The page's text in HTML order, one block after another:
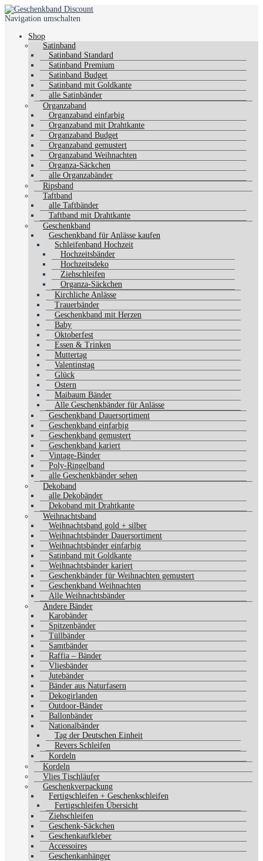
Navigation umschalten
Shop
Satinband
Satinband Standard
Satinband Premium
Satinband Budget
Satinband mit Goldkante
alle Satinbänder
Organzaband
Organzaband einfarbig
Organzaband mit Drahtkante
Organzaband Budget
Organzaband gemustert
Organzaband Weihnachten
Organza-Säckchen
alle Organzabänder
Ripsband
Taftband
alle Taftbänder
Taftband mit Drahtkante
Geschenkband
Geschenkband für Anlässe kaufen
Schleifenband Hochzeit
Hochzeitsbänder
Hochzeitsdeko
Ziehschleifen
Organza-Säckchen
Kirchliche Anlässe
Trauerbänder
Geschenkband mit Herzen
Baby
Oktoberfest
Essen & Trinken
Muttertag
Valentinstag
Glück
Ostern
Maibaum Bänder
Alle Geschenkbänder für Anlässe
Geschenkband Dauersortiment
Geschenkband einfarbig
Geschenkband gemustert
Geschenkband kariert
Vintage-Bänder
Poly-Ringelband
alle Geschenkbänder sehen
Dekoband
alle Dekobänder
Dekoband mit Drahtkante
Weihnachtsband
Weihnachtsband gold + silber
Weihnachtsbänder Dauersortiment
Weihnachtsbänder einfarbig
Satinband mit Goldkante
Weihnachtsbänder kariert
Geschenkbänder für Weihnachten gemustert
Geschenkband Weihnachten
Alle Weihnachtsbänder
Andere Bänder
Karobänder
Spitzenbänder
Tüllbänder
Samtbänder
Raffia – Bänder
Vliesbänder
Jutebänder
Bänder aus Naturfasern
Dekogirlanden
Outdoor-Bänder
Ballonbänder
Nationalbänder
Tag der Deutschen Einheit
Revers Schleifen
Kordeln
Kordeln
Vlies Tischläufer
Geschenkverpackung
Fertigschleifen + Geschenkschleifen
Fertigschleifen Übersicht
Ziehschleifen
Geschenk-Säckchen
Geschenkaufkleber
Accessoires
Geschenkanhänger